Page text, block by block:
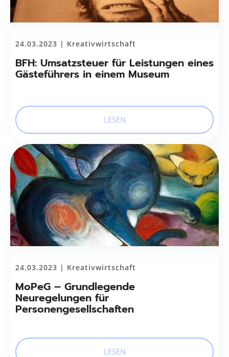
24.03.2023 | Kreativwirtschaft
BFH: Umsatzsteuer für Leistungen eines
Gästeführers in einem Museum
LESEN
24.03.2023 | Kreativwirtschaft
MoPeG – Grundlegende
Neuregelungen für
Personengesellschaften
LESEN